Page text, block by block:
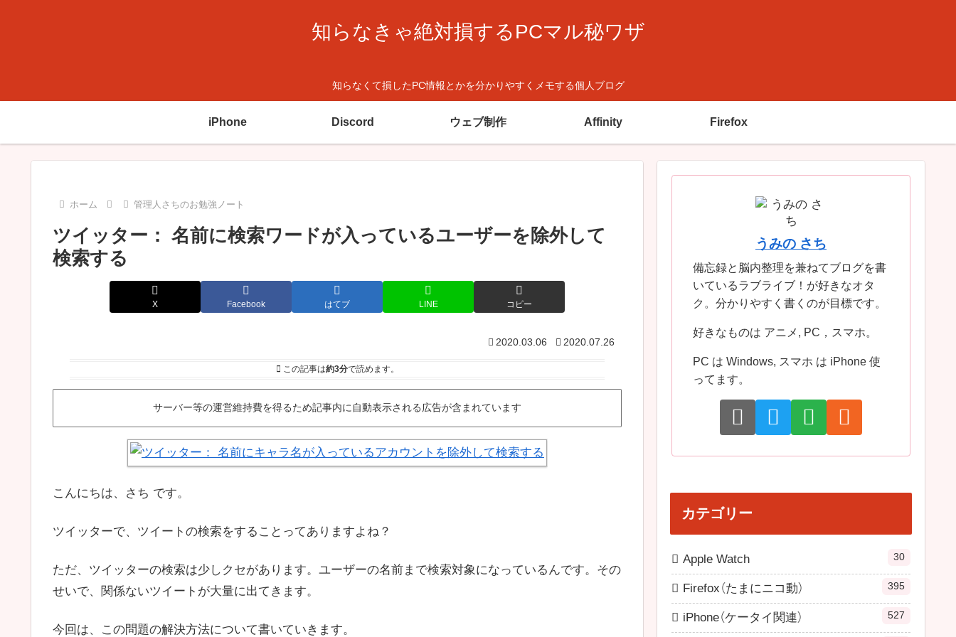
知らなきゃ絶対損するPCマル秘ワザ
知らなくて損したPC情報とかを分かりやすくメモする個人ブログ
iPhone Discord ウェブ制作 Affinity Firefox
ホーム 管理人さちのお勉強ノート
ツイッター： 名前に検索ワードが入っているユーザーを除外して
検索する
X Facebook はてブ LINE コピー
2020.03.06 2020.07.26
この記事は約3分で読めます。
サーバー等の運営維持費を得るため記事内に自動表示される広告が含まれています
こんにちは、さち です。
ツイッターで、ツイートの検索をすることってありますよね？
ただ、ツイッターの検索は少しクセがあります。ユーザーの名前まで検索対象になっているんです。その
せいで、関係ないツイートが大量に出てきます。
今回は、この問題の解決方法について書いていきます。
うみの さち
備忘録と脳内整理を兼ねてブログを書
いているラブライブ！が好きなオタ
ク。分かりやすく書くのが目標です。
好きなものは アニメ, PC，スマホ。
PC は Windows, スマホ は iPhone 使
ってます。
カテゴリー
Apple Watch 30
Firefox（たまにニコ動） 395
iPhone（ケータイ関連） 527